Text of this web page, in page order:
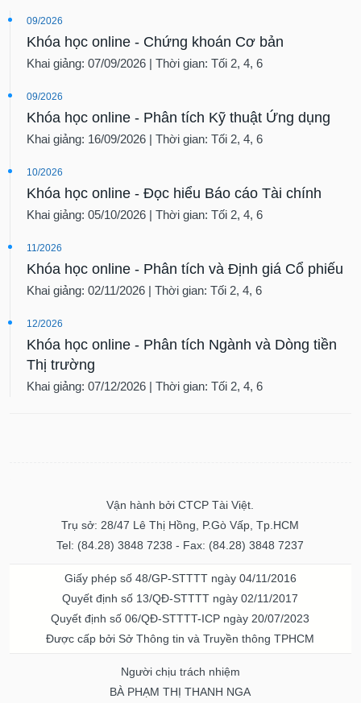
09/2026
Khóa học online - Chứng khoán Cơ bản
Khai giảng: 07/09/2026 | Thời gian: Tối 2, 4, 6
09/2026
Khóa học online - Phân tích Kỹ thuật Ứng dụng
Khai giảng: 16/09/2026 | Thời gian: Tối 2, 4, 6
10/2026
Khóa học online - Đọc hiểu Báo cáo Tài chính
Khai giảng: 05/10/2026 | Thời gian: Tối 2, 4, 6
11/2026
Khóa học online - Phân tích và Định giá Cổ phiếu
Khai giảng: 02/11/2026 | Thời gian: Tối 2, 4, 6
12/2026
Khóa học online - Phân tích Ngành và Dòng tiền
Thị trường
Khai giảng: 07/12/2026 | Thời gian: Tối 2, 4, 6
Vận hành bởi CTCP Tài Việt.
Trụ sở: 28/47 Lê Thị Hồng, P.Gò Vấp, Tp.HCM
Tel: (84.28) 3848 7238 - Fax: (84.28) 3848 7237
Giấy phép số 48/GP-STTTT ngày 04/11/2016
Quyết định số 13/QĐ-STTTT ngày 02/11/2017
Quyết định số 06/QĐ-STTTT-ICP ngày 20/07/2023
Được cấp bởi Sở Thông tin và Truyền thông TPHCM
Người chịu trách nhiệm
BÀ PHẠM THỊ THANH NGA
KHỎE
TÀI
CHÍNH
CÔNG
NGHỆ
TIN
DỊCH
VỤ
TRUYỀN
THÔNG